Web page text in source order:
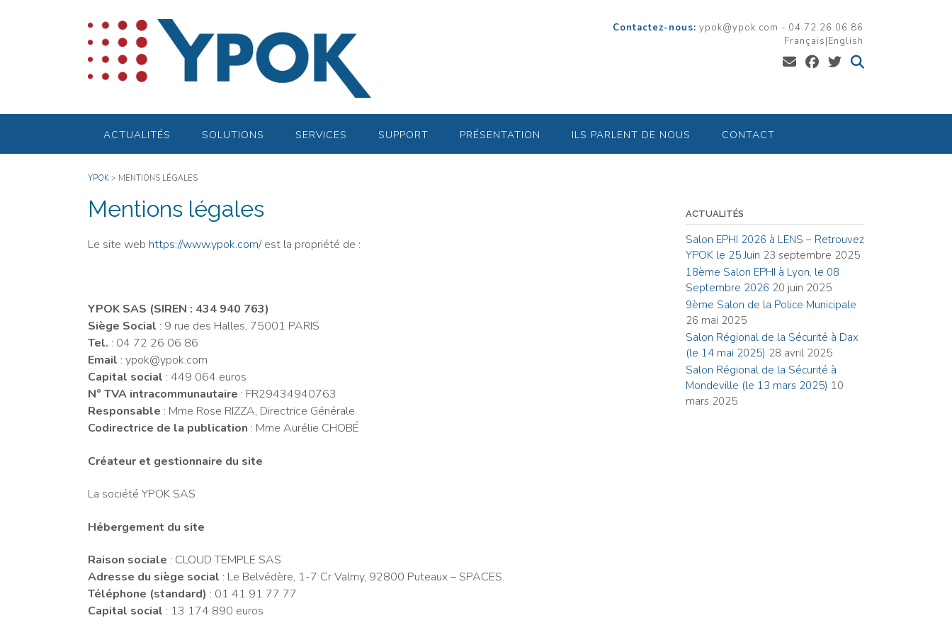
Contactez-nous: ypok@ypok.com - 04.72.26.06.86
Français|English
ACTUALITÉS SOLUTIONS SERVICES SUPPORT PRÉSENTATION ILS PARLENT DE NOUS CONTACT
YPOK > MENTIONS LÉGALES
Mentions légales
Le site web https://www.ypok.com/est la propriété de :
YPOK SAS (SIREN : 434 940 763)
Siège Social : 9 rue des Halles, 75001 PARIS
Tel. : 04 72 26 06 86
Email : ypok@ypok.com
Capital social : 449 064 euros
N° TVA intracommunautaire : FR29434940763
Responsable : Mme Rose RIZZA, Directrice Générale
Codirectrice de la publication : Mme Aurélie CHOBÉ
Créateur et gestionnaire du site
La société YPOK SAS
Hébergement du site
Raison sociale : CLOUD TEMPLE SAS
Adresse du siège social : Le Belvédère, 1-7 Cr Valmy, 92800 Puteaux – SPACES.
Téléphone (standard) : 01 41 91 77 77
Capital social : 13 174 890 euros
ACTUALITÉS
Salon EPHI 2026 à LENS – Retrouvez
YPOK le 25 Juin 23 septembre 2025
18ème Salon EPHI à Lyon, le 08
Septembre 2026 20 juin 2025
9ème Salon de la Police Municipale
26 mai 2025
Salon Régional de la Sécurité à Dax
(le 14 mai 2025) 28 avril 2025
Salon Régional de la Sécurité à
Mondeville (le 13 mars 2025) 10
mars 2025